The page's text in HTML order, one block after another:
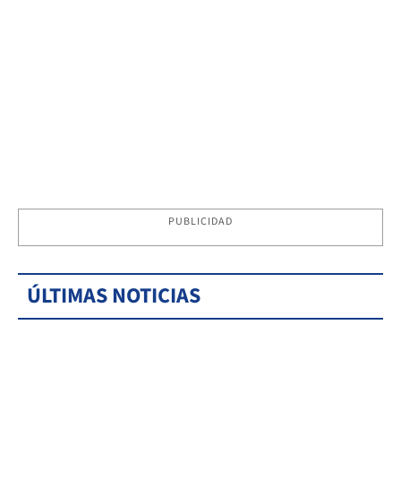
PUBLICIDAD
ÚLTIMAS NOTICIAS